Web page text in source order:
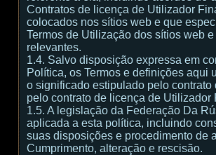
Contratos de licença de Utilizador
colocados nos sítios web e que
Termos de Utilização dos sítios web
relevantes.
1.4. Salvo disposição expressa em
Política, os Termos e definições aqui
o significado estipulado pelo contrato
pelo contrato de licença de Utilizador
1.5. A legislação da Federação Da
aplicada a esta política, incluindo
suas disposições e procedimento de
Cumprimento, alteração e rescisão.